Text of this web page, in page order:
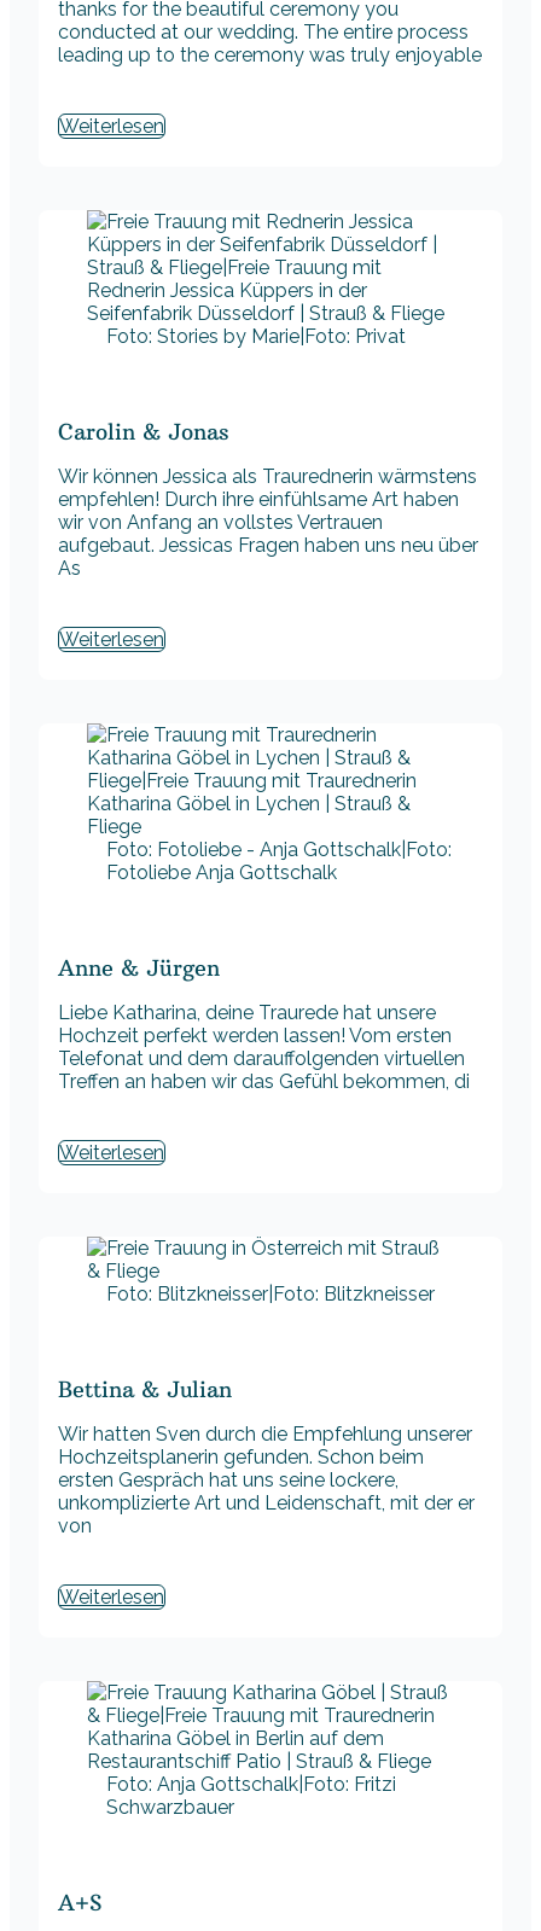
thanks for the beautiful ceremony you
conducted at our wedding. The entire process
leading up to the ceremony was truly enjoyable
Weiterlesen
Foto: Stories by Marie|Foto: Privat
Carolin & Jonas
Wir können Jessica als Traurednerin wärmstens
empfehlen! Durch ihre einfühlsame Art haben
wir von Anfang an vollstes Vertrauen
aufgebaut. Jessicas Fragen haben uns neu über
As
Weiterlesen
Foto: Fotoliebe - Anja Gottschalk|Foto:
Fotoliebe Anja Gottschalk
Anne & Jürgen
Liebe Katharina, deine Traurede hat unsere
Hochzeit perfekt werden lassen! Vom ersten
Telefonat und dem darauffolgenden virtuellen
Treffen an haben wir das Gefühl bekommen, di
Weiterlesen
Foto: Blitzkneisser|Foto: Blitzkneisser
Bettina & Julian
Wir hatten Sven durch die Empfehlung unserer
Hochzeitsplanerin gefunden. Schon beim
ersten Gespräch hat uns seine lockere,
unkomplizierte Art und Leidenschaft, mit der er
von
Weiterlesen
Foto: Anja Gottschalk|Foto: Fritzi
Schwarzbauer
A+S